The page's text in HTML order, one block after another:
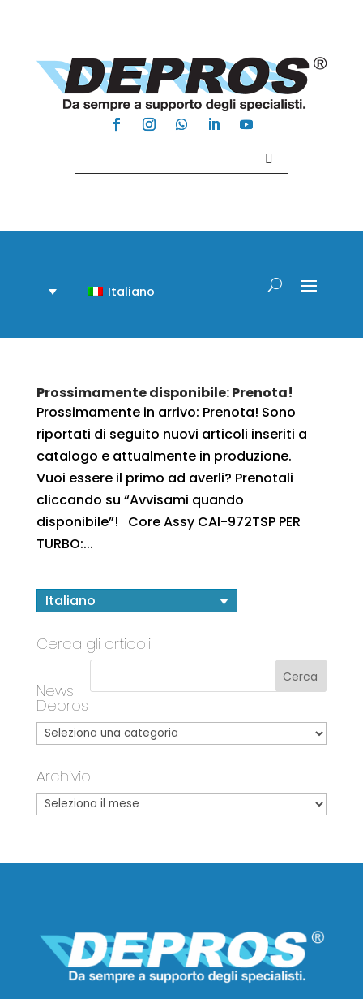
Italiano
Prossimamente disponibile: Prenota!
Prossimamente in arrivo: Prenota! Sono
riportati di seguito nuovi articoli inseriti a
catalogo e attualmente in produzione.
Vuoi essere il primo ad averli? Prenotali
cliccando su “Avvisami quando
disponibile”! Core Assy CAI-972TSP PER
TURBO:...
Italiano
Cerca gli articoli
News
Depros
Archivio